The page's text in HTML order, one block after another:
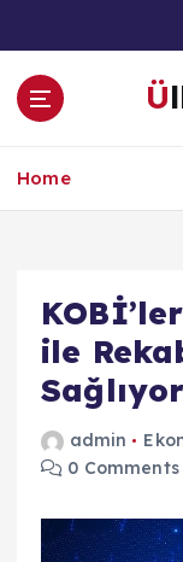
a
Home
ile
Sağlıyor
admin
0 Comments